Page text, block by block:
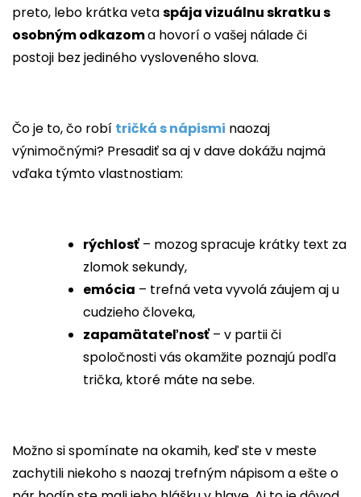
preto, lebo krátka vetaspája vizuálnu skratku s
osobným odkazoma hovorí o vašej nálade či
postoji bez jediného vysloveného slova.
Čo je to, čo robí tričká s nápismi naozaj
výnimočnými? Presadiť sa aj v dave dokážu najmä
vďaka týmto vlastnostiam:
rýchlosť– mozog spracuje krátky text za
zlomok sekundy,
emócia – trefná veta vyvolá záujem aj u
cudzieho človeka,
zapamätateľnosť– v partii či
spoločnosti vás okamžite poznajú podľa
trička, ktoré máte na sebe.
Možno si spomínate na okamih, keď ste v meste
zachytili niekoho s naozaj trefným nápisom a ešte o